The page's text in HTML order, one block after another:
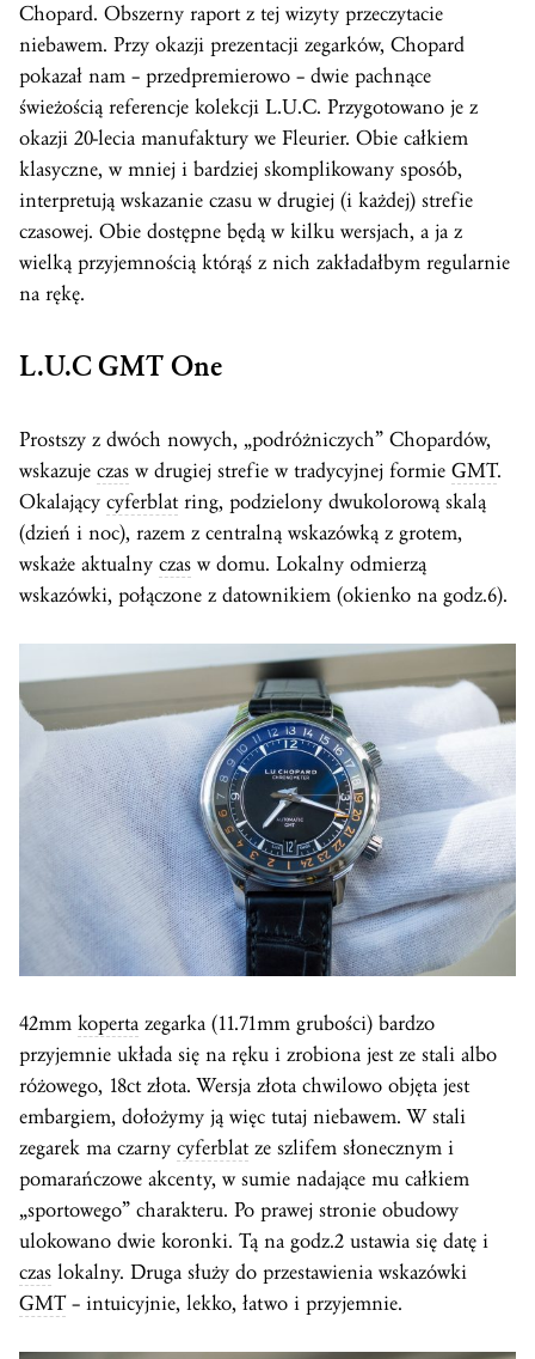
Chopard. Obszerny raport z tej wizyty przeczytacie
niebawem. Przy okazji prezentacji zegarków, Chopard
pokazał nam – przedpremierowo – dwie pachnące
świeżością referencje kolekcji L.U.C. Przygotowano je z
okazji 20-lecia manufaktury we Fleurier. Obie całkiem
klasyczne, w mniej i bardziej skomplikowany sposób,
interpretują wskazanie czasu w drugiej (i każdej) strefie
czasowej. Obie dostępne będą w kilku wersjach, a ja z
wielką przyjemnością którąś z nich zakładałbym regularnie
na rękę.
L.U.CGMT One
Prostszy z dwóch nowych, „podróżniczych” Chopardów,
wskazuje czas w drugiej strefie w tradycyjnej formie GMT.
Okalający cyferblatring, podzielony dwukolorową skalą
(dzień i noc), razem z centralną wskazówką z grotem,
wskaże aktualny czas w domu. Lokalny odmierzą
wskazówki, połączone z datownikiem (okienko na godz.6).
42mm koperta zegarka (11.71mm grubości) bardzo
przyjemnie układa się na ręku i zrobiona jest ze stali albo
różowego, 18ct złota. Wersja złota chwilowo objęta jest
embargiem, dołożymy ją więc tutaj niebawem. W stali
zegarek ma czarny cyferblatze szlifem słonecznym i
pomarańczowe akcenty, w sumie nadające mu całkiem
„sportowego” charakteru. Po prawej stronie obudowy
ulokowano dwie koronki. Tą na godz.2 ustawia się datę i
czas lokalny. Druga służy do przestawienia wskazówki
GMT– intuicyjnie, lekko, łatwo i przyjemnie.